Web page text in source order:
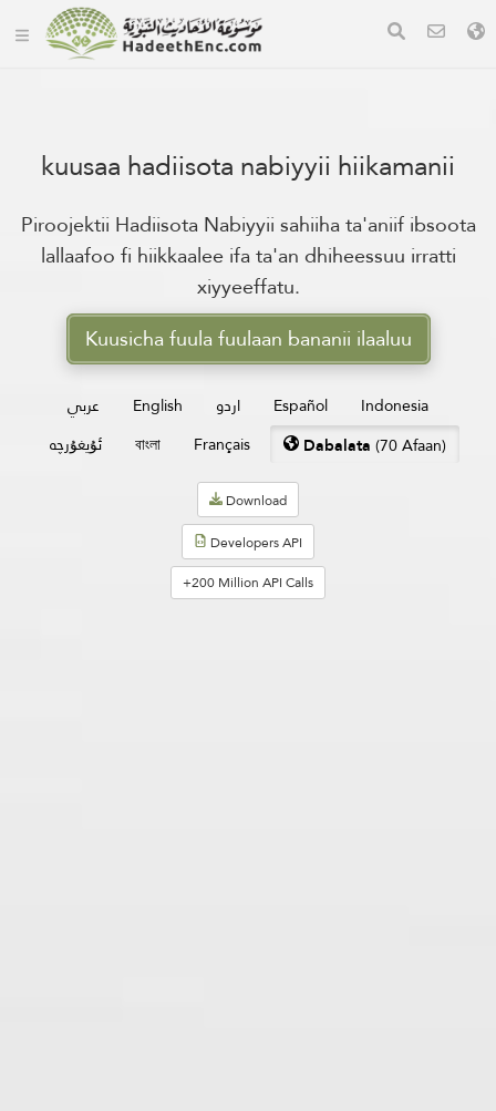
kuusaa hadiisota nabiyyii hiikamanii
Piroojektii Hadiisota Nabiyyii sahiiha ta'aniif ibsoota
lallaafoo fi hiikkaalee ifa ta'an dhiheessuu irratti
xiyyeeffatu.
Kuusicha fuula fuulaan bananii ilaaluu
عربي English اردو Español
Indonesia
ئۇيغۇرچە
বাংলা Français Dabalata(70 Afaan)
Download
Developers API
+200 Million API Calls